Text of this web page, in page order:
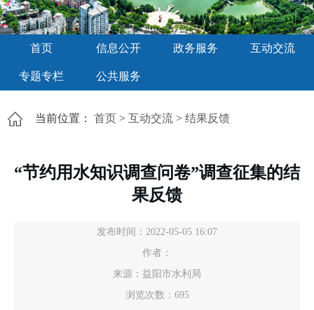
首页 信息公开 政务服务 互动交流
专题专栏 公共服务
当前位置： 首页 > 互动交流 > 结果反馈
“节约用水知识调查问卷”调查征集的结
果反馈
发布时间：2022-05-05 16:07
作者：
来源：益阳市水利局
浏览次数： 695